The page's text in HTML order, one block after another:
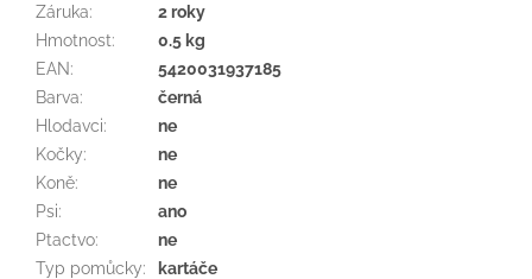
Záruka:
2 roky
Hmotnost:
0.5 kg
EAN:
5420031937185
Barva:
černá
Hlodavci:
ne
Kočky:
ne
Koně:
ne
Psi:
ano
Ptactvo:
ne
Typ pomůcky:
kartáče